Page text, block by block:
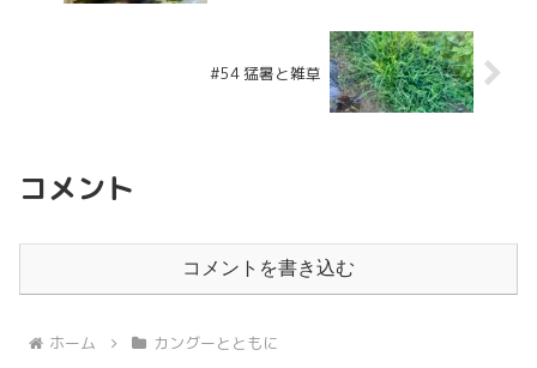
#54 猛暑と雑草
コメント
コメントを書き込む
ホーム カングーとともに